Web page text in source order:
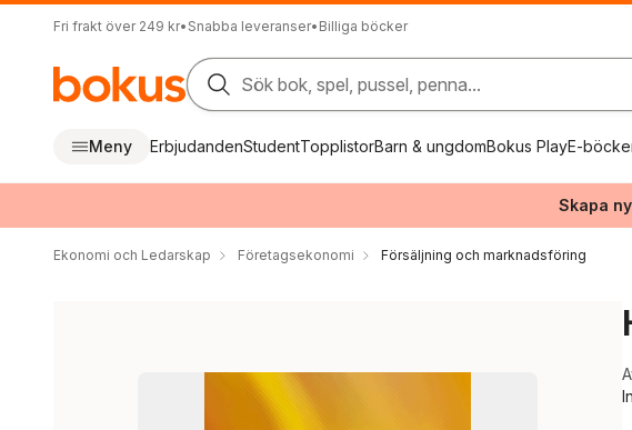
Fri frakt över 249 kr• Snabba leveranser• Billiga böcker
Sök bok, spel, pussel, penna...
Meny ErbjudandenStudentTopplistorBarn & ungdomBokus PlayE-
Skapa
Ekonomi och Ledarskap Företagsekonomi Försäljning och marknadsföring